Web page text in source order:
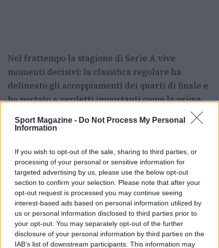
Sport Magazine - Do Not Process My Personal
Information
If you wish to opt-out of the sale, sharing to third parties, or
processing of your personal or sensitive information for
targeted advertising by us, please use the below opt-out
section to confirm your selection. Please note that after your
opt-out request is processed you may continue seeing
interest-based ads based on personal information utilized by
us or personal information disclosed to third parties prior to
your opt-out. You may separately opt-out of the further
disclosure of your personal information by third parties on the
IAB’s list of downstream participants. This information may
Nel frattempo la stagione di Serie A vive
momenti decisivi: la classifica regolare ha
delineato gli accoppiamenti dei quarti di finale e
ha portato a verdetti importanti come la prima
posizione di alcune squadre e la retrocessione di
altre. Sul versante delle serie inferiori, alcune
impegnate nei rispettivi playoff, con la possibilità
di avvicinarsi a promozioni che potrebbero
ridefinire gli equilibri cittadini. A più ampio
raggio, i piani per l’NBA Europee la candidatura
di Roma tra le sedi fisse di quel progetto
alimentano aspettative e domande sul futuro
dell’assetto sportivo nella Capitale.